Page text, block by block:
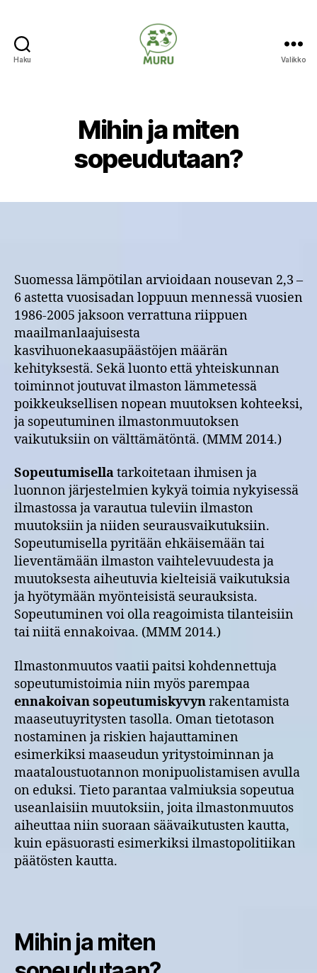
Haku Valikko
Mihin ja miten
sopeudutaan?
Suomessa lämpötilan arvioidaan nousevan 2,3 –
6 astetta vuosisadan loppuun mennessä vuosien
1986-2005 jaksoon verrattuna riippuen
maailmanlaajuisesta
kasvihuonekaasupäästöjen määrän
kehityksestä. Sekä luonto että yhteiskunnan
toiminnot joutuvat ilmaston lämmetessä
poikkeuksellisen nopean muutoksen kohteeksi,
ja sopeutuminen ilmastonmuutoksen
vaikutuksiin on välttämätöntä. (MMM 2014.)
Sopeutumisellatarkoitetaan ihmisen ja
luonnon järjestelmien kykyä toimia nykyisessä
ilmastossa ja varautua tuleviin ilmaston
muutoksiin ja niiden seurausvaikutuksiin.
Sopeutumisella pyritään ehkäisemään tai
lieventämään ilmaston vaihtelevuudesta ja
muutoksesta aiheutuvia kielteisiä vaikutuksia
ja hyötymään myönteisistä seurauksista.
Sopeutuminen voi olla reagoimista tilanteisiin
tai niitä ennakoivaa. (MMM 2014.)
Ilmastonmuutos vaatii paitsi kohdennettuja
sopeutumistoimia niin myös parempaa
ennakoivan sopeutumiskyvynrakentamista
maaseutuyritysten tasolla. Oman tietotason
nostaminen ja riskien hajauttaminen
esimerkiksi maaseudun yritystoiminnan ja
maataloustuotannon monipuolistamisen avulla
on eduksi. Tieto parantaa valmiuksia sopeutua
useanlaisiin muutoksiin, joita ilmastonmuutos
aiheuttaa niin suoraan säävaikutusten kautta,
kuin epäsuorasti esimerkiksi ilmastopolitiikan
päätösten kautta.
Mihin ja miten